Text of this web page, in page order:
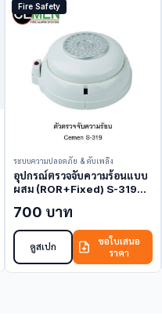
Fire Safety
ระบบความปลอดภัย & ดับเพลิง
อุปกรณ์ตรวจจับความร้อนแบบ
ผสม (ROR+Fixed) S-319
700 บาท
ดูสเปก
ขอใบเสนอ
ราคา